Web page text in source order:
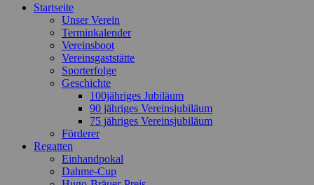
Startseite
Unser Verein
Terminkalender
Vereinsboot
Vereinsgaststätte
Sporterfolge
Geschichte
100jähriges Jubiläum
90 jähriges Vereinsjubiläum
75 jähriges Vereinsjubiläum
Förderer
Regatten
Einhandpokal
Dahme-Cup